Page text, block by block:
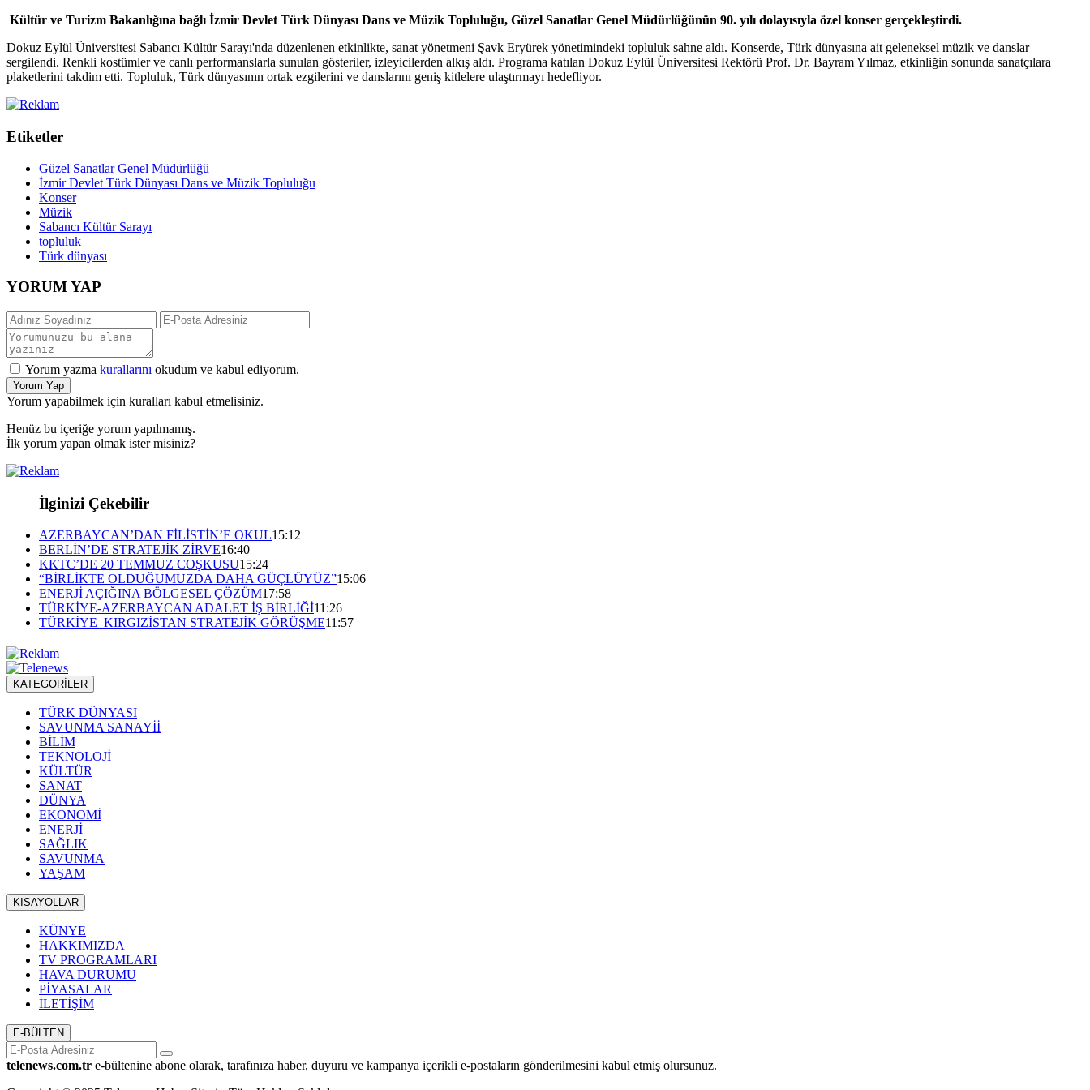
Kültür ve Turizm Bakanlığına bağlı İzmir Devlet Türk Dünyası Dans ve Müzik Topluluğu, Güzel Sanatlar Genel Müdürlüğünün 90. yılı dolayısıyla özel konser gerçekleştirdi.
Dokuz Eylül Üniversitesi Sabancı Kültür Sarayı'nda düzenlenen etkinlikte, sanat yönetmeni Şavk Eryürek yönetimindeki topluluk sahne aldı. Konserde, Türk dünyasına ait geleneksel müzik ve danslar
sergilendi. Renkli kostümler ve canlı performanslarla sunulan gösteriler, izleyicilerden alkış aldı. Programa katılan Dokuz Eylül Üniversitesi Rektörü Prof. Dr. Bayram Yılmaz, etkinliğin sonunda sanatçılara
plaketlerini takdim etti. Topluluk, Türk dünyasının ortak ezgilerini ve danslarını geniş kitlelere ulaştırmayı hedefliyor.
Etiketler
Güzel Sanatlar Genel Müdürlüğü
İzmir Devlet Türk Dünyası Dans ve Müzik Topluluğu
Konser
Müzik
Sabancı Kültür Sarayı
topluluk
Türk dünyası
YORUM YAP
Yorum yazma kurallarını okudum ve kabul ediyorum.
Yorum Yap
Yorum yapabilmek için kuralları kabul etmelisiniz.
Henüz bu içeriğe yorum yapılmamış.
İlk yorum yapan olmak ister misiniz?
İlginizi Çekebilir
AZERBAYCAN’DAN FİLİSTİN’E OKUL15:12
BERLİN’DE STRATEJİK ZİRVE16:40
KKTC’DE 20 TEMMUZ COŞKUSU15:24
“BİRLİKTE OLDUĞUMUZDA DAHA GÜÇLÜYÜZ”15:06
ENERJİ AÇIĞINA BÖLGESEL ÇÖZÜM17:58
TÜRKİYE-AZERBAYCAN ADALET İŞ BİRLİĞİ11:26
TÜRKİYE–KIRGIZİSTAN STRATEJİK GÖRÜŞME11:57
KATEGORİLER
TÜRK DÜNYASI
SAVUNMA SANAYİİ
BİLİM
TEKNOLOJİ
KÜLTÜR
SANAT
DÜNYA
EKONOMİ
ENERJİ
SAĞLIK
SAVUNMA
YAŞAM
KISAYOLLAR
KÜNYE
HAKKIMIZDA
TV PROGRAMLARI
HAVA DURUMU
PİYASALAR
İLETİŞİM
E-BÜLTEN
telenews.com.tr e-bültenine abone olarak, tarafınıza haber, duyuru ve kampanya içerikli e-postaların gönderilmesini kabul etmiş olursunuz.